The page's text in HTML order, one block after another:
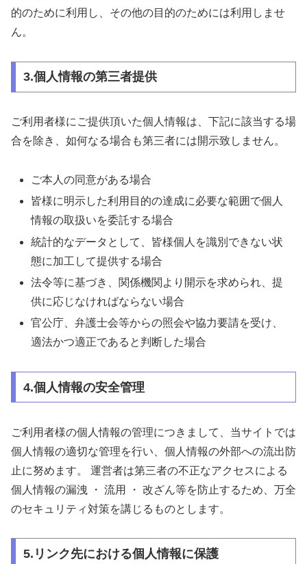
的のために利用し、その他の目的のためには利用しませ
ん。
3.個人情報の第三者提供
ご利用者様にご提供頂いた個人情報は、下記に該当する場
合を除き、如何なる場合も第三者には開示致しません。
ご本人の同意がある場合
皆様に明示した利用目的の達成に必要な範囲で個人
情報の取扱いを委託する場合
統計的なデータとして、皆様個人を識別できない状
態に加工して提供する場合
法令等に基づき、関係機関より開示を求められ、提
供に応じなければならない場合
官公庁、弁護士会等からの照会や協力要請を受け、
適法かつ適正であると判断した場合
4.個人情報の安全管理
ご利用者様の個人情報の管理につきまして、当サイトでは
個人情報の適切な管理を行い、個人情報の外部への流出防
止に努めます。 運営者は第三者の不正なアクセスによる
個人情報の漏洩 ・ 流用 ・ 改ざん等を防止するため、万全
のセキュリティ対策を講じるものとします。
5.リンク先における個人情報に保護